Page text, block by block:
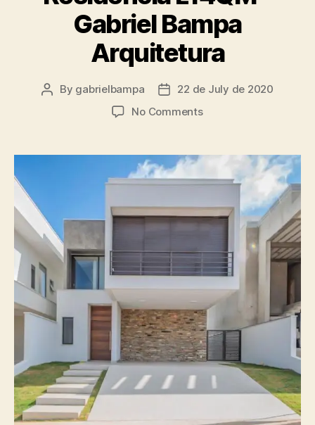
Gabriel Bampa
Arquitetura
By gabrielbampa
22 de July de 2020
No Comments